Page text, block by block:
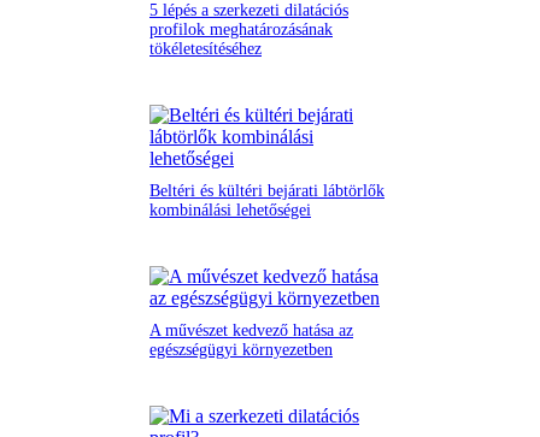
5 lépés a szerkezeti dilatációs
profilok meghatározásának
tökéletesítéséhez
Beltéri és kültéri bejárati lábtörlők
kombinálási lehetőségei
A művészet kedvező hatása az
egészségügyi környezetben